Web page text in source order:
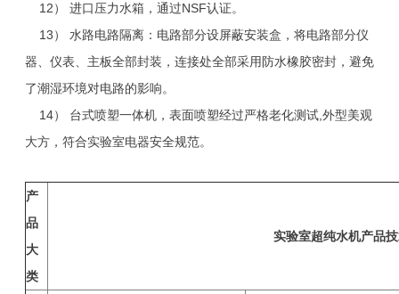
12） 进口压力水箱，通过NSF认证。
13） 水路电路隔离：电路部分设屏蔽安装盒，将电路部分仪
器、仪表、主板全部封装，连接处全部采用防水橡胶密封，避免
了潮湿环境对电路的影响。
14） 台式喷塑一体机，表面喷塑经过严格老化测试,外型美观
大方，符合实验室电器安全规范。
产
品
大
类
实验室超纯水机产品